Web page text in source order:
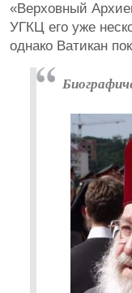
«Верховный
УГКЦ его уже
однако Ватикан